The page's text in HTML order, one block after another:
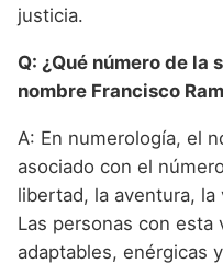
justicia.
Q: ¿Qué número de la
nombre Francisco
A: En numerología, el
asociado con el
libertad, la aventura,
Las personas con esta
adaptables, enérgicas